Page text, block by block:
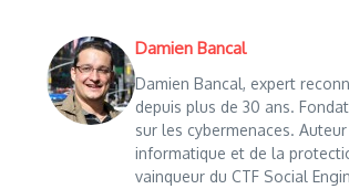
Damien Bancal
Damien Bancal, expert
depuis plus de 30 ans.
sur les cybermenaces.
informatique et de la
vainqueur du CTF Social